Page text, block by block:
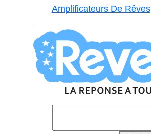
Amplificateurs De Rêves